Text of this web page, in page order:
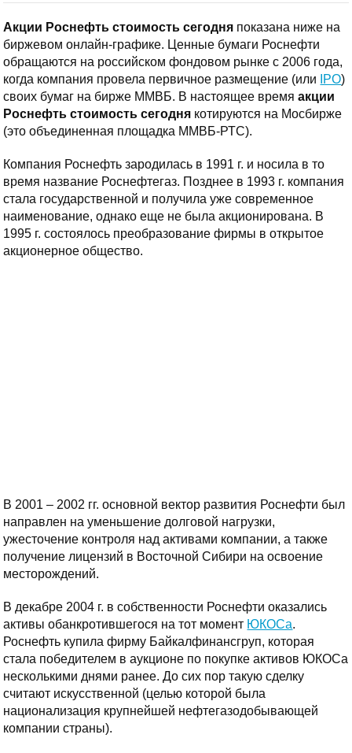
Акции Роснефть стоимость сегодня показана ниже на
биржевом онлайн-графике. Ценные бумаги Роснефти
обращаются на российском фондовом рынке с 2006 года,
когда компания провела первичное размещение (или
IPO)
своих бумаг на бирже ММВБ. В настоящее времяакции
Роснефть стоимость сегодня котируются на Мосбирже
(это объединенная площадка ММВБ-РТС).
Компания Роснефть зародилась в 1991 г. и носила в то
время название Роснефтегаз. Позднее в 1993 г. компания
стала государственной и получила уже современное
наименование, однако еще не была акционирована. В
1995 г. состоялось преобразование фирмы в открытое
акционерное общество.
В 2001 – 2002 гг. основной вектор развития Роснефти был
направлен на уменьшение долговой нагрузки,
ужесточение контроля над активами компании, а также
получение лицензий в Восточной Сибири на освоение
месторождений.
В декабре 2004 г. в собственности Роснефти оказались
активы обанкротившегося на тот момент ЮКОСа.
Роснефть купила фирму Байкалфинансгруп, которая
стала победителем в аукционе по покупке активов ЮКОСа
несколькими днями ранее. До сих пор такую сделку
считают искусственной (целью которой была
национализация крупнейшей нефтегазодобывающей
компании страны).